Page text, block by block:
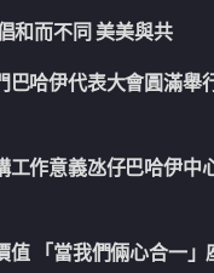
和而不同 美美與共
巴哈伊代表大會圓滿舉
工作意義氹仔巴哈伊中
值 「當我們倆心合一」